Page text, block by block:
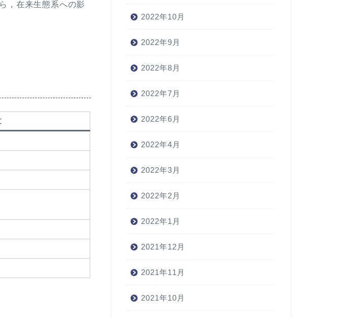
，在来生態系への影
2022年10月
2022年9月
2022年8月
2022年7月
2022年6月
2022年4月
2022年3月
2022年2月
2022年1月
2021年12月
2021年11月
2021年10月